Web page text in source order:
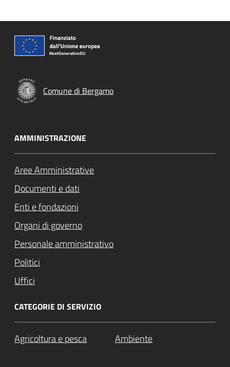
Comune di Bergamo
AMMINISTRAZIONE
Aree Amministrative
Documenti e dati
Enti e fondazioni
Organi di governo
Personale amministrativo
Politici
Uffici
CATEGORIE DI SERVIZIO
Agricoltura e pesca Ambiente